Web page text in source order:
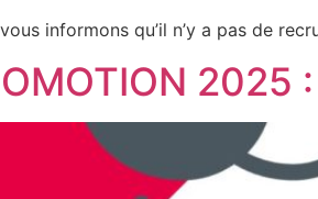
informons qu’il n’y a pas de
2025